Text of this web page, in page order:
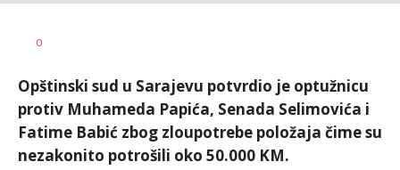
AUTOR
0
Opštinski sud u Sarajevu potvrdio je optužnicu
protiv Muhameda Papića, Senada Selimovića i
Fatime Babić zbog zloupotrebe položaja čime su
nezakonito potrošili oko 50.000 KM.